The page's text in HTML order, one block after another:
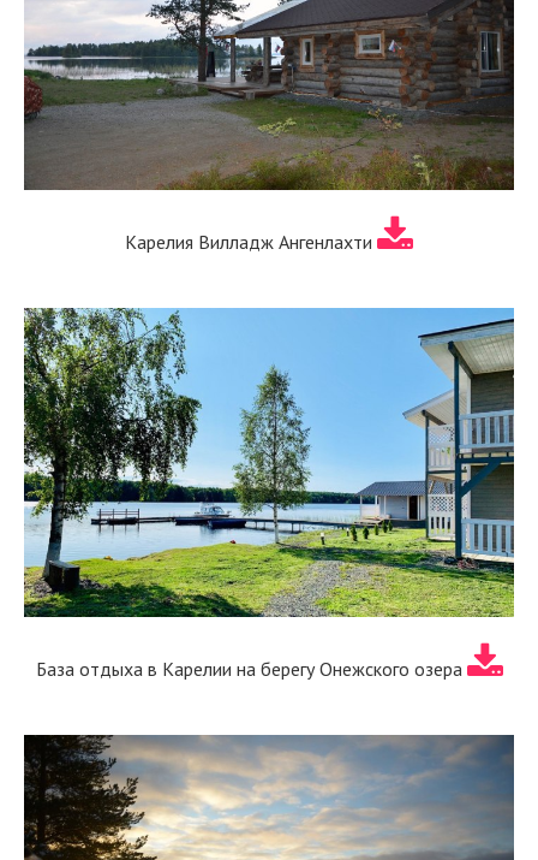
Карелия Вилладж Ангенлахти
База отдыха в Карелии на берегу Онежского озера